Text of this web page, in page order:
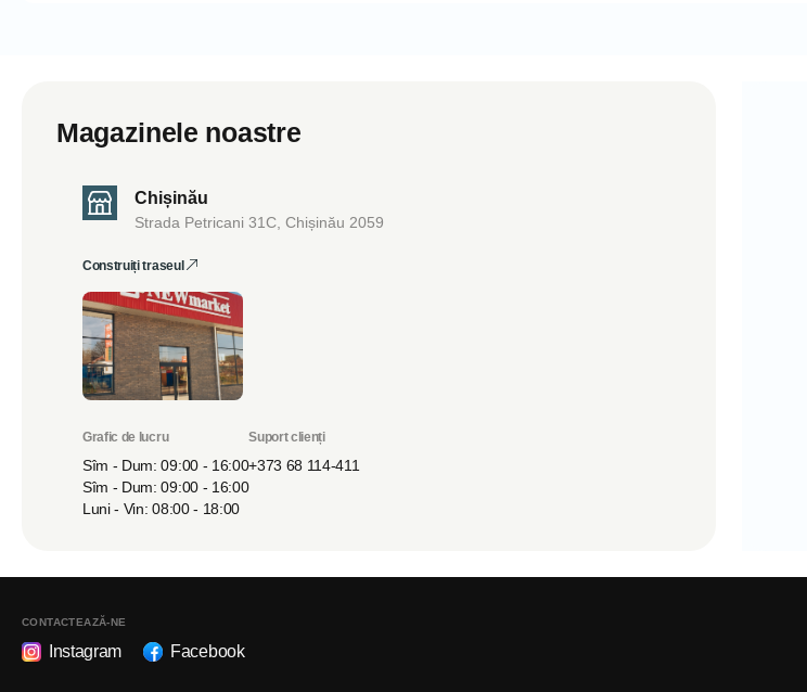
Magazinele noastre
Chișinău
Strada Petricani 31C, Chișinău 2059
Construiți traseul
Grafic de lucru
Sîm - Dum: 09:00 - 16:00
Sîm - Dum: 09:00 - 16:00
Luni - Vin: 08:00 - 18:00
Suport clienți
+373 68 114-411
CONTACTEAZĂ-NE
Instagram Facebook